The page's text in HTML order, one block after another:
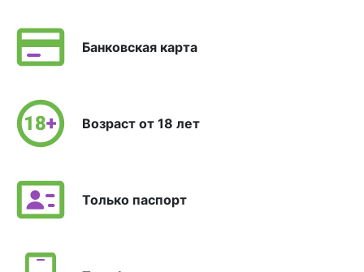
Банковская карта
Возраст от 18 лет
Только паспорт